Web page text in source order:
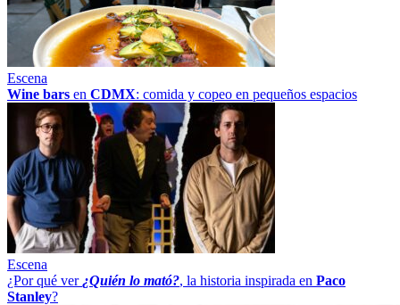
Escena
Wine bars en CDMX: comida y copeo en pequeños espacios
Escena
¿Por qué ver ¿Quién lo mató?, la historia inspirada en Paco
Stanley?